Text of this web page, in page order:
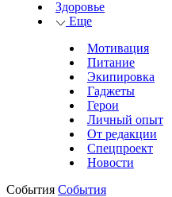
Здоровье
Еще
Мотивация
Питание
Экипировка
Гаджеты
Герои
Личный опыт
От редакции
Спецпроект
Новости
События События